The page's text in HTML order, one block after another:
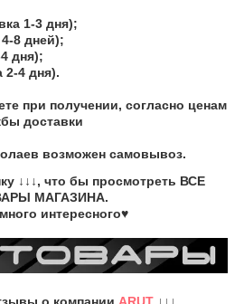
1-3 дня);
8 дней);
дня);
2-4 дня).
при получении, согласно ценам
доставки
возможен самовывоз.
↓↓↓, что бы просмотреть ВСЕ
МАГАЗИНА.
интересного♥